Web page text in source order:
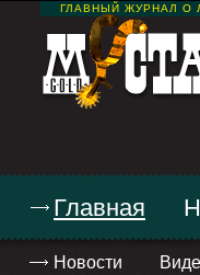
ГЛАВНЫЙ ЖУРНАЛ О
Главная
Новости